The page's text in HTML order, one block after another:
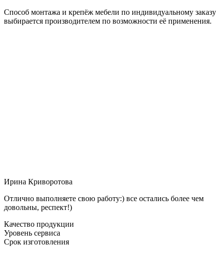
Способ монтажа и крепёж мебели по индивидуальному заказу
выбирается производителем по возможности её применения.
Ирина Криворотова
Отлично выполняете свою работу:) все остались более чем
довольны, респект!)
Качество продукции
Уровень сервиса
Срок изготовления